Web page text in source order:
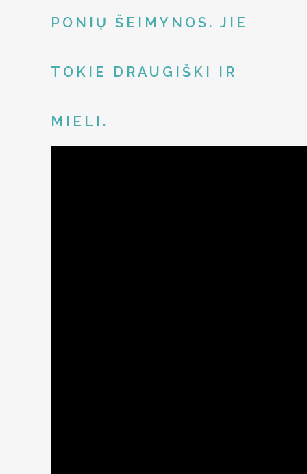
PONIŲ ŠEIMYNOS. JIE
TOKIE DRAUGIŠKI IR
MIELI.